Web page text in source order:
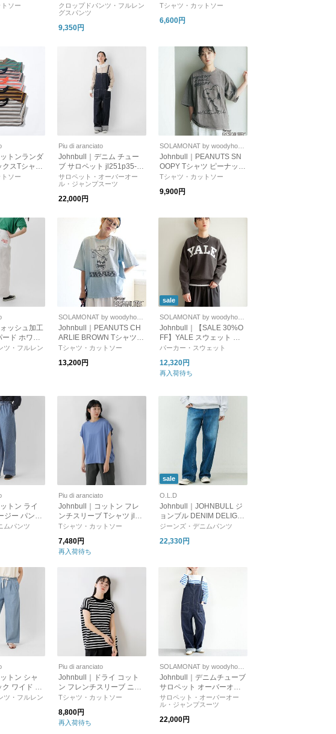
トソー プ
ソー
61p03
クロップドパンツ・フルレン
グスパンツ
9,350円
プス ユニセックス Tシャ
Tシャツ・カットソー
6,600円
トンランダ
クスTシャツ
ソー
Piu di aranciato
Johnbull｜デニム チュー
ブ サロペット jl251p35-m
n
サロペット・オーバーオー
ル・ジャンプスーツ
22,000円
Johnbull｜PEANUTS SN
OOPY Tシャツ ピーナッツ
スヌーピー 半袖 カットソ
01
Tシャツ・カットソー
9,900円
ッシュ加工
ード ホワイ
ツ jy241p01
ツ・フルレン
Johnbull｜PEANUTS CH
ARLIE BROWN Tシャツ
ピーナッツ チャーリーブ
リントT スヌーピー jt263c
Tシャツ・カットソー
13,200円
sale
Johnbull｜【SALE 30%O
FF】YALE スウェット プ
ルオーバー トレーナー カ
メンズ ユニセックス jt254
c10
パーカー・スウェット
12,320円
再入荷待ち
トン ライ
ジー パンツ
ムパンツ
Piu di aranciato
Johnbull｜コットン フレ
ンチスリーブ Tシャツ jl25
2c03-tr
Tシャツ・カットソー
7,480円
再入荷待ち
sale
O.L.D
Johnbull｜JOHNBULL ジ
ョンブル DENIM DELIGH
T DAYS JY261P03 セルヴ
ーンズ
ジーンズ・デニムパンツ
22,330円
トン シャ
ク ワイド パ
tr
ツ・フルレン
Piu di aranciato
Johnbull｜ドライ コット
ン フレンチスリーブ ニッ
ト Tシャツ jl251n07-yo
Tシャツ・カットソー
8,800円
再入荷待ち
Johnbull｜デニムチューブ
サロペット オーバーオー
ル jl251p35
サロペット・オーバーオー
ル・ジャンプスーツ
22,000円